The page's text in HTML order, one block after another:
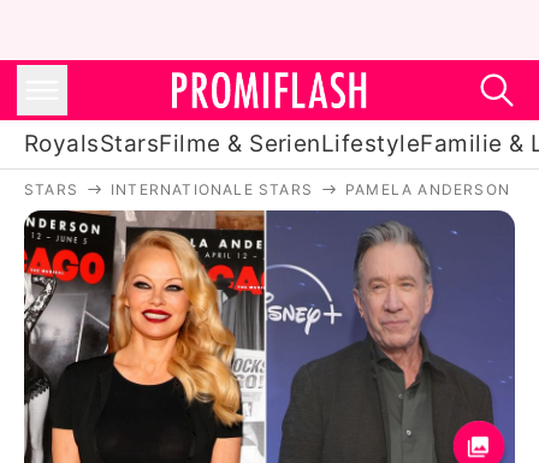
RoyalsStarsFilme & SerienLifestyleFamilie &
Royals
Stars
Filme & Serien
Lifestyle
Familie & Liebe
STARS INTERNATIONALE STARS PAMELA ANDERSON